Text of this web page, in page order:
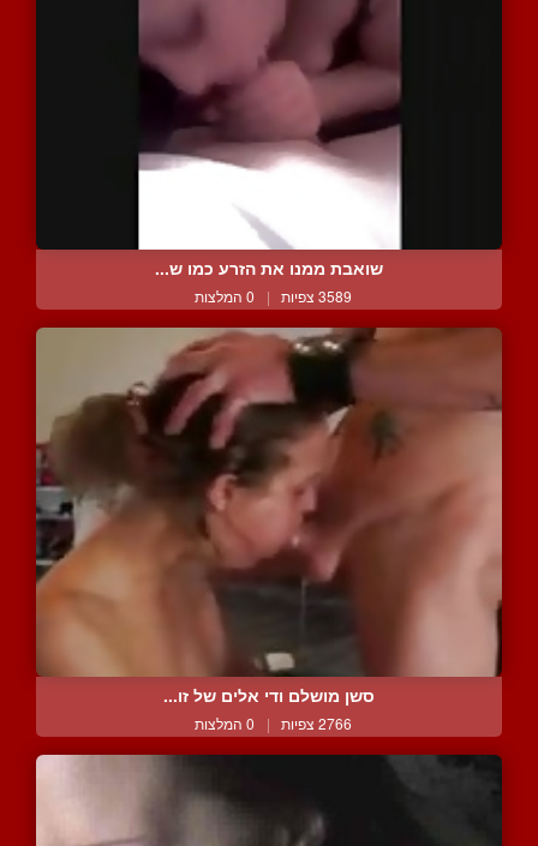
שואבת ממנו את הזרע כמו ש...
3589 צפיות | 0 המלצות
סשן מושלם ודי אלים של זו...
2766 צפיות | 0 המלצות